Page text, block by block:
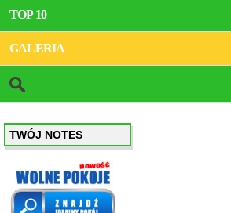
TOP 10
GALERIA
TWÓJ NOTES